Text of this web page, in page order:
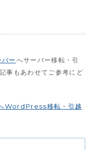
ー へサーバー移転・引
事もあわせてご参考にど
WordPress移転・引越